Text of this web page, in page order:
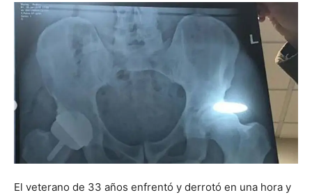
El veterano de 33 años enfrentó y derrotó en una hora y